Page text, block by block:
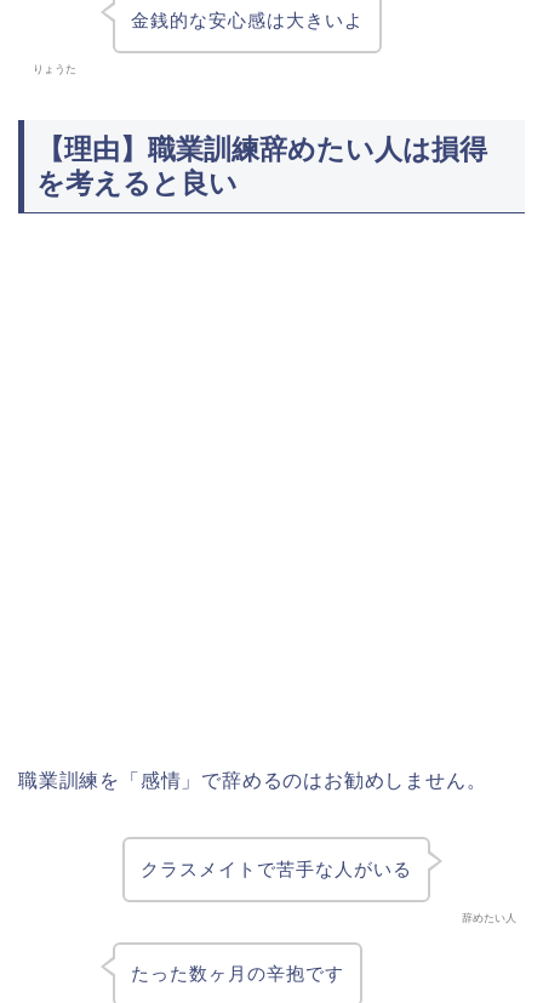
りょうた
金銭的な安心感は大きいよ
【理由】職業訓練辞めたい人は損得
を考えると良い
職業訓練を「感情」で辞めるのはお勧めしません。
辞めたい人
クラスメイトで苦手な人がいる
たった数ヶ月の辛抱です